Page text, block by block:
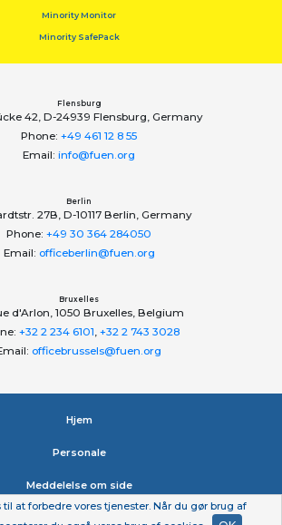
Minority Monitor
Minority SafePack
Flensburg
42, D-24939 Flensburg, Germany
Phone: +49 461 12 8 55
Email: info@fuen.org
Berlin
27B, D-10117 Berlin, Germany
Phone: +49 30 364 284050
Email: officeberlin@fuen.org
Bruxelles
d'Arlon, 1050 Bruxelles, Belgium
+32 2 234 6101 +32 2 743 3028
officebrussels@fuen.org
Hjem
Personale
Meddelelse om side
at forbedre vores tjenester. Når du gør brug af